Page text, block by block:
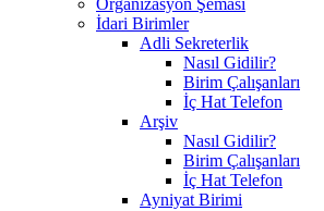
İdari Birimler
Adli Sekreterlik
Nasıl Gidilir?
Birim Çalışanları
İç Hat Telefon
Arşiv
Nasıl Gidilir?
Birim Çalışanları
İç Hat Telefon
Ayniyat Birimi